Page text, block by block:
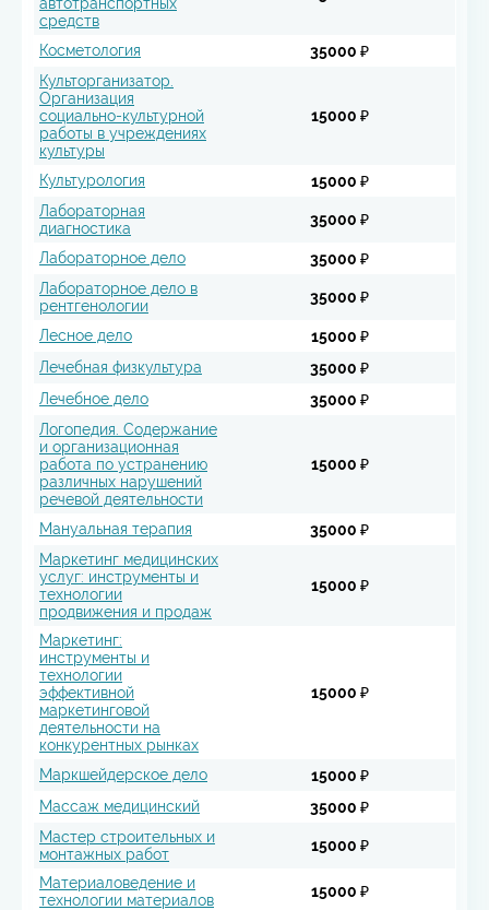
средств
Косметология
35000 ₽
Культорганизатор.
Организация
социально-культурной
работы в учреждениях
культуры
15000 ₽
Культурология
15000 ₽
Лабораторная
диагностика
35000 ₽
Лабораторное дело
35000 ₽
Лабораторное дело в
рентгенологии
35000 ₽
Лесное дело
15000 ₽
Лечебная физкультура
35000 ₽
Лечебное дело
35000 ₽
Логопедия. Содержание
и организационная
работа по устранению
различных нарушений
речевой деятельности
15000 ₽
Мануальная терапия
35000 ₽
Маркетинг медицинских
услуг: инструменты и
технологии
продвижения и продаж
15000 ₽
Маркетинг:
инструменты и
технологии
эффективной
маркетинговой
деятельности на
конкурентных рынках
15000 ₽
Маркшейдерское дело
15000 ₽
Массаж медицинский
35000 ₽
Мастер строительных и
монтажных работ
15000 ₽
Материаловедение и
технологии материалов
15000 ₽